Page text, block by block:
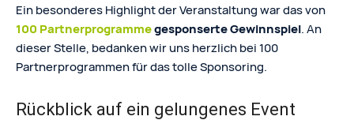
Ein besonderes Highlight der Veranstaltung war das von
100 Partnerprogrammegesponserte Gewinnspiel. An
dieser Stelle, bedanken wir uns herzlich bei 100
Partnerprogrammen für das tolle Sponsoring.
Rückblick auf ein gelungenes Event